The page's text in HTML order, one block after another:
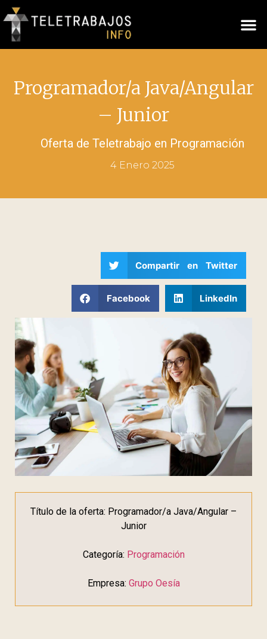
Programador/a Java/Angular
– Junior
Oferta de Teletrabajo en Programación
4 Enero 2025
Compartir en Twitter
Facebook LinkedIn
Título de la oferta: Programador/a Java/Angular –
Junior
Categoría: Programación
Empresa: Grupo Oesía